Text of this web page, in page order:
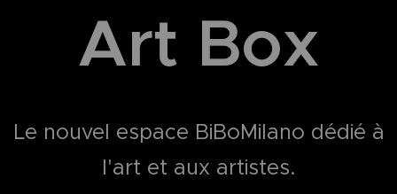
Art Box
Le nouvel espace BiBoMilano dédié à
l'art et aux artistes.